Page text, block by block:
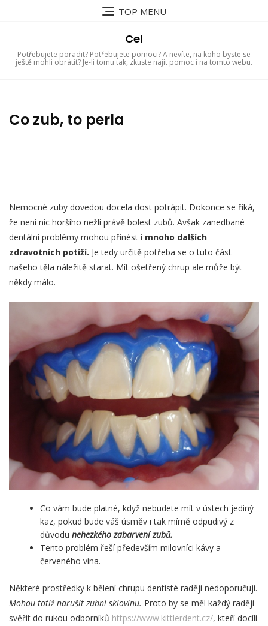
TOP MENU
Cel
Potřebujete poradit? Potřebujete pomoci? A nevíte, na koho byste se
ještě mohli obrátit? Je-li tomu tak, zkuste najít pomoc i na tomto webu.
Co zub, to perla
Nemocné zuby dovedou docela dost potrápit. Dokonce se říká,
že není nic horšího nežli právě bolest zubů. Avšak zanedbané
dentální problémy mohou přinést i mnoho dalších
zdravotních potíží. Je tedy určitě potřeba se o tuto část
našeho těla náležitě starat. Mít ošetřený chrup ale může být
někdy málo.
Co vám bude platné, když nebudete mít v ústech jediný
kaz, pokud bude váš úsměv i tak mírně odpudivý z
důvodunehezkého zabarvení zubů.
Tento problém řeší především milovníci kávy a
červeného vína.
Některé prostředky k bělení chrupu dentisté raději nedoporučují.
Mohou totiž narušit zubní sklovinu. Proto by se měl každý raději
svěřit do rukou odborníků https://www.kittlerdent.cz/, kteří docílí